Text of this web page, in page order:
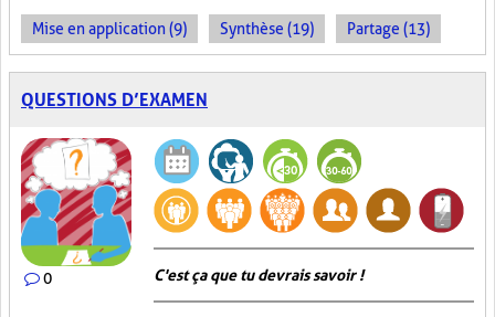
Mise en application (9) Synthèse (19) Partage (13)
QUESTIONS D’EXAMEN
0 C'est ça que tu devrais savoir !